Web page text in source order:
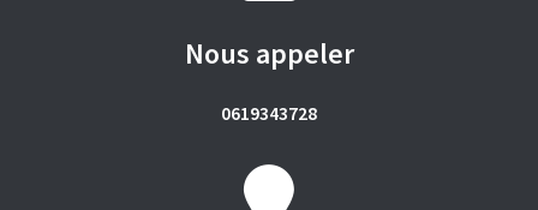
Nous appeler
0619343728